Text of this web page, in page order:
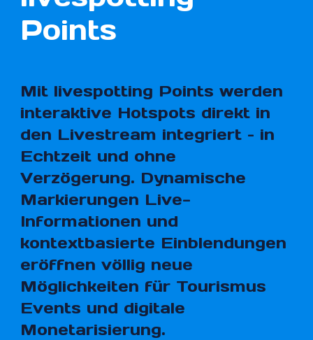
Points
Mit livespotting Points werden
interaktive Hotspots direkt in
den Livestream integriert – in
Echtzeit und ohne
Verzögerung. Dynamische
Markierungen Live-
Informationen und
kontextbasierte Einblendungen
eröffnen völlig neue
Möglichkeiten für Tourismus
Events und digitale
Monetarisierung.